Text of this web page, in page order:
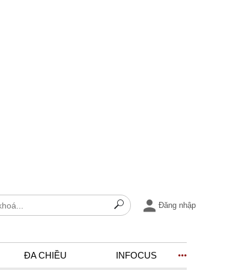
Đăng nhập
ĐA CHIỀU INFOCUS